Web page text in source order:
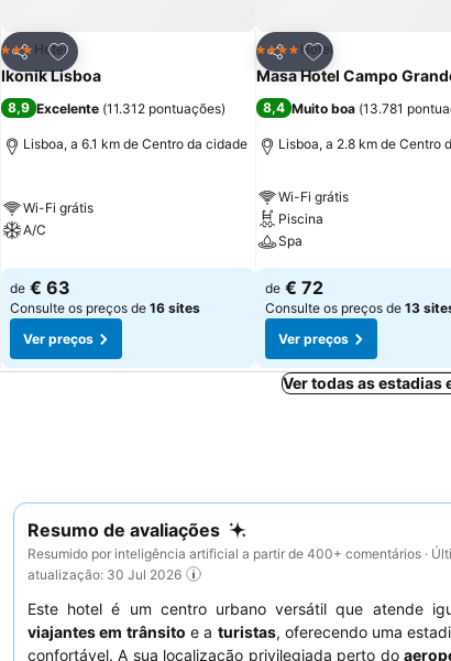
Partilhar
Adicionar aos favoritos
3 Estrelas
Hotel
Ikonik Lisboa
8,9 Excelente (11.312 pontuações)
Lisboa, a 6.1 km de Centro da cidade
Wi-Fi grátis
A/C
de € 63
Consulte os preços de 16 sites
Ver preços
Partilhar
Adicionar aos
4 EstrelasHotel
Masa Hotel Campo
8,4 Muito boa (13.781
Lisboa, a 2.8 km de Centro
Wi-Fi grátis
Piscina
Spa
de € 72
Consulte os preços de 13
Ver preços
Ver todas as estadias
Resumo de avaliações
Resumido por inteligência artificial a partir de 400+ comentários ·
atualização: 30 Jul 2026
Este hotel é um centro urbano versátil que atende
viajantes em trânsito e a turistas, oferecendo uma
confortável. A sua localização privilegiada perto do